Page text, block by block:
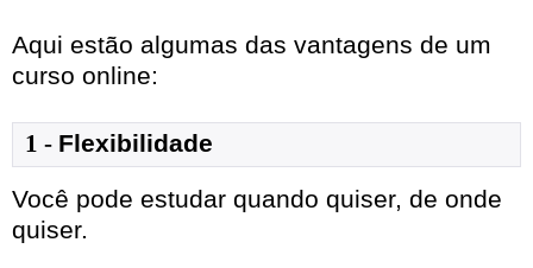
Aqui estão algumas das vantagens de um
curso online:
1 - Flexibilidade
Você pode estudar quando quiser, de onde
quiser.